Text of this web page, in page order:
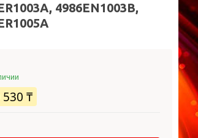
4986EN1003B,
530 ₸